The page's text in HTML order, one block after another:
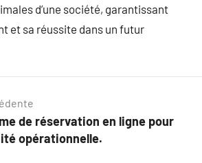
d’une société, garantissant
et sa réussite dans un futur
de réservation en ligne pour
opérationnelle.